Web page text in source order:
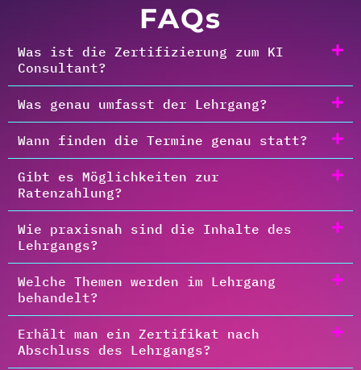
FAQs
Was ist die Zertifizierung zum KI
Consultant?
Was genau umfasst der Lehrgang?
Wann finden die Termine genau statt?
Gibt es Möglichkeiten zur
Ratenzahlung?
Wie praxisnah sind die Inhalte des
Lehrgangs?
Welche Themen werden im Lehrgang
behandelt?
Erhält man ein Zertifikat nach
Abschluss des Lehrgangs?